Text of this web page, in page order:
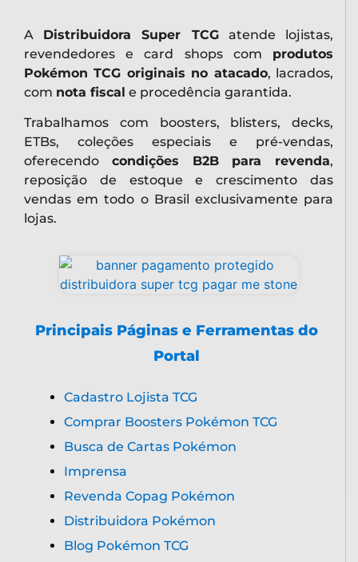
A Distribuidora Super TCGatende lojistas,
revendedores e card shops com produtos
Pokémon TCG originais no atacado, lacrados,
com nota fiscal e procedência garantida.
Trabalhamos com boosters, blisters, decks,
ETBs, coleções especiais e pré-vendas,
oferecendo condições B2B para revenda,
reposição de estoque e crescimento das
vendas em todo o Brasil exclusivamente para
lojas.
Principais Páginas e Ferramentas do
Portal
Cadastro Lojista TCG
Comprar Boosters Pokémon TCG
Busca de Cartas Pokémon
Imprensa
Revenda Copag Pokémon
Distribuidora Pokémon
Blog Pokémon TCG